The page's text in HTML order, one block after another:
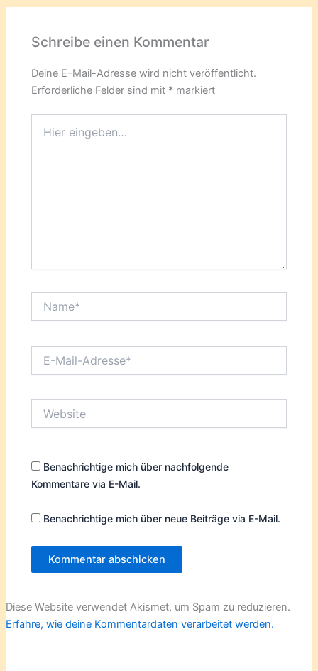
Schreibe einen Kommentar
Deine E-Mail-Adresse wird nicht veröffentlicht.
Erforderliche Felder sind mit * markiert
eingeben…
Mail-
Benachrichtige mich über nachfolgende
Kommentare via E-Mail.
Benachrichtige mich über neue Beiträge via E-Mail.
Diese Website verwendet Akismet, um Spam zu reduzieren.
Erfahre, wie deine Kommentardaten verarbeitet werden.